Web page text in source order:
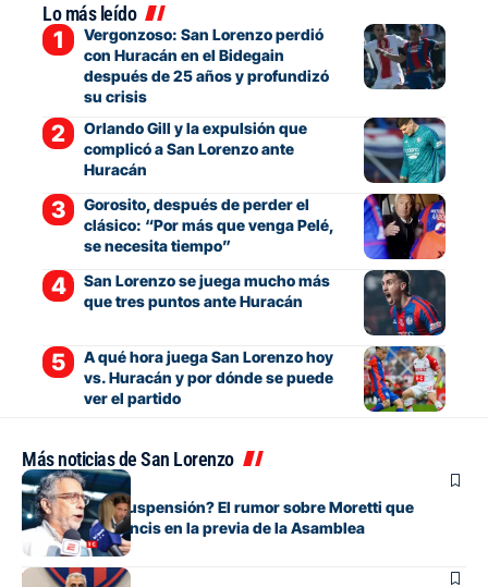
Lo más leído
Vergonzoso: San Lorenzo perdió
con Huracán en el Bidegain
después de 25 años y profundizó
su crisis
Orlando Gill y la expulsión que
complicó a San Lorenzo ante
Huracán
Gorosito, después de perder el
clásico: “Por más que venga Pelé,
se necesita tiempo”
San Lorenzo se juega mucho más
que tres puntos ante Huracán
A qué hora juega San Lorenzo hoy
vs. Huracán y por dónde se puede
ver el partido
Más noticias de San Lorenzo
Institucional
¿Expulsión o suspensión? El rumor sobre Moretti que
encendió a Francis en la previa de la Asamblea
Institucional